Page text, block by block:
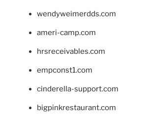
wendyweimerdds.com
ameri-camp.com
hrsreceivables.com
empconst1.com
cinderella-support.com
bigpinkrestaurant.com